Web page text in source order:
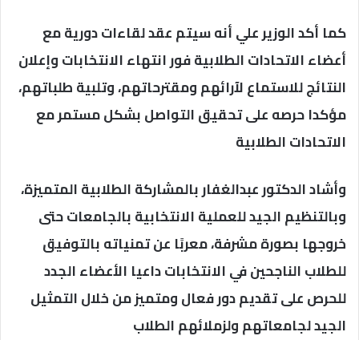
كما أكد الوزير علي أنه سيتم عقد لقاءات دورية مع
أعضاء الاتحادات الطلابية فور انتهاء الانتخابات وإعلان
النتائج للاستماع لآرائهم ومقترحاتهم، وتلبية طلباتهم،
مؤكدا حرصه على تحقيق التواصل بشكل مستمر مع
الاتحادات الطلابية
وأشاد الدكتور عبدالغفار بالمشاركة الطلابية المتميزة،
وبالتنظيم الجيد للعملية الانتخابية بالجامعات حتى
خروجها بصورة مشرفة، معربًا عن تمنياته بالتوفيق
للطلاب الناجحين في الانتخابات داعيا الأعضاء الجدد
للحرص على تقديم دور فعال ومتميز من خلال التمثيل
الجيد لجامعاتهم ولزملائهم الطلاب